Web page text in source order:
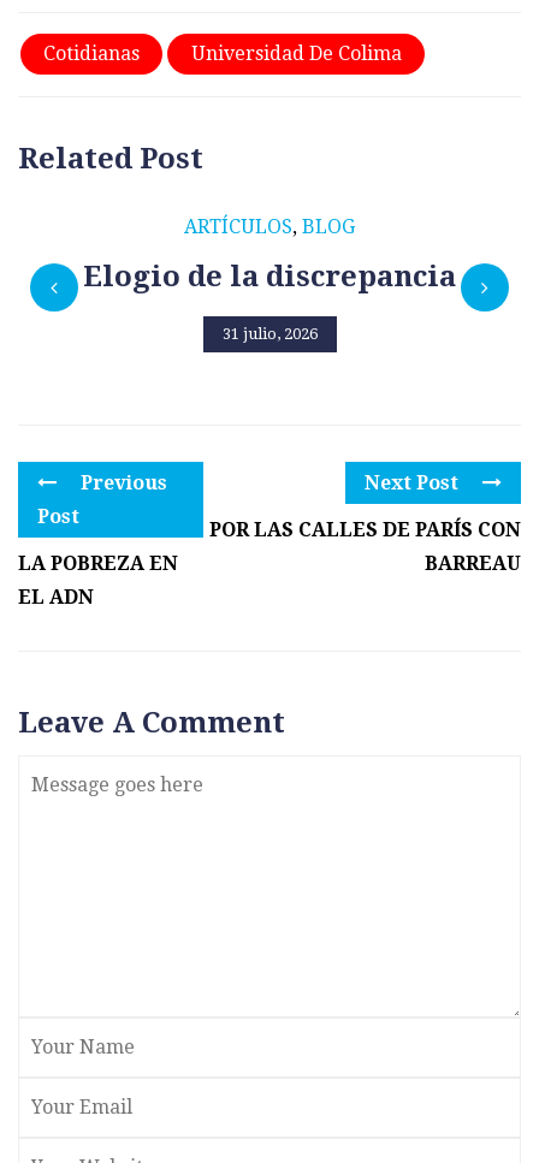
Cotidianas Universidad De Colima
Related Post
ARTÍCULOS, BLOG
Elogio de la discrepancia
31 julio, 2026
Previous
Post
LA POBREZA EN
EL ADN
Next Post
POR LAS CALLES DE PARÍS CON
BARREAU
Leave A Comment